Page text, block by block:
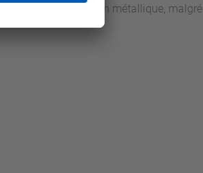
de construction métallique, malgré